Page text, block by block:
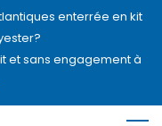
enterrée en kit
et sans engagement à